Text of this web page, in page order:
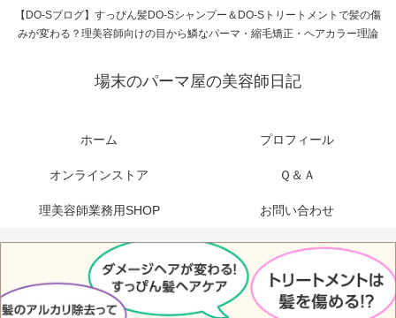
【DO-Sブログ】すっぴん髪DO-Sシャンプー＆DO-Sトリートメントで髪の傷
みが変わる？理美容師向けの目から鱗なパーマ・縮毛矯正・ヘアカラー理論
場末のパーマ屋の美容師日記
ホーム プロフィール
オンラインストア Ｑ＆Ａ
理美容師業務用SHOP お問い合わせ